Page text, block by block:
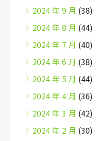
2024 年 9 月 (38)
2024 年 8 月 (44)
2024 年 7 月 (40)
2024 年 6 月 (38)
2024 年 5 月 (44)
2024 年 4 月 (36)
2024 年 3 月 (42)
2024 年 2 月 (30)